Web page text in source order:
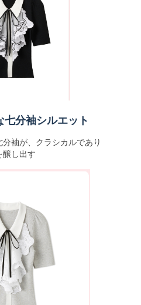
七分袖シルエット
袖が、クラシカルであり
醸し出す